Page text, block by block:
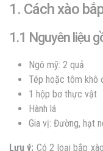
1. Cách xào
1.1 Nguyên liệu
Ngô mỹ: 2 quả
Tép hoặc tôm khô
1 hộp bơ thực vật
Hành lá
Gia vị: Đường, hạt
Lưu ý: Có 2 loại bắp